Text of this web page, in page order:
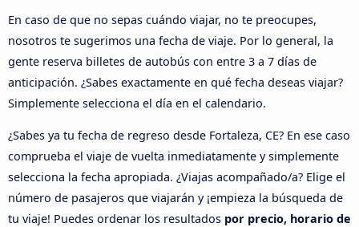
En caso de que no sepas cuándo viajar, no te preocupes,
nosotros te sugerimos una fecha de viaje. Por lo general, la
gente reserva billetes de autobús con entre 3 a 7 días de
anticipación. ¿Sabes exactamente en qué fecha deseas viajar?
Simplemente selecciona el día en el calendario.
¿Sabes ya tu fecha de regreso desde Fortaleza, CE? En ese caso
comprueba el viaje de vuelta inmediatamente y simplemente
selecciona la fecha apropiada. ¿Viajas acompañado/a? Elige el
número de pasajeros que viajarán y ¡empieza la búsqueda de
tu viaje! Puedes ordenar los resultados por precio, horario de